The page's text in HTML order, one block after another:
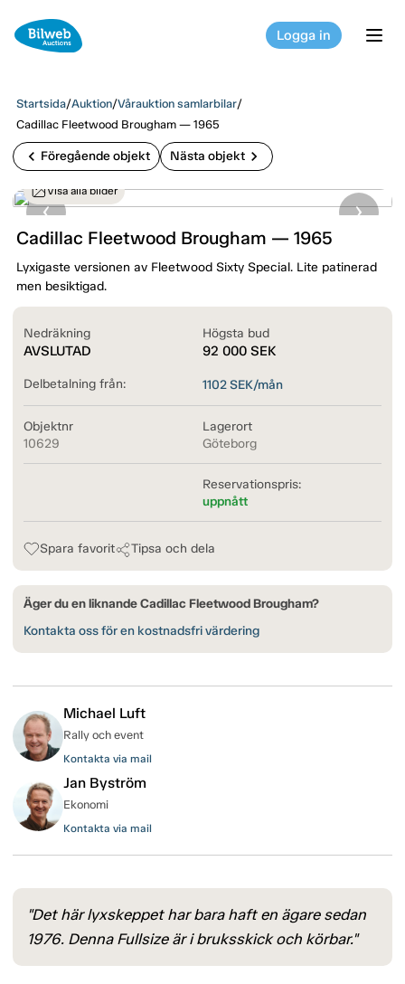
Logga in
Startsida/Auktion/Vårauktion samlarbilar/
Cadillac Fleetwood Brougham — 1965
chevron_left Föregående objekt Nästa objekt chevron_right
Visa alla bilder
Cadillac Fleetwood Brougham — 1965
Lyxigaste versionen av Fleetwood Sixty Special. Lite patinerad
men besiktigad.
Nedräkning
AVSLUTAD
Högsta bud
92 000 SEK
Delbetalning från: 1102SEK/mån
Objektnr
10629
Lagerort
Göteborg
Reservationspris:
uppnått
Spara favorit Tipsa och dela
Äger du en liknande Cadillac Fleetwood Brougham?
Kontakta oss för en kostnadsfri värdering
Michael Luft
Rally och event
Kontakta via mail
Jan Byström
Ekonomi
Kontakta via mail
"Det här lyxskeppet har bara haft en ägare sedan
1976. Denna Fullsize är i bruksskick och körbar."